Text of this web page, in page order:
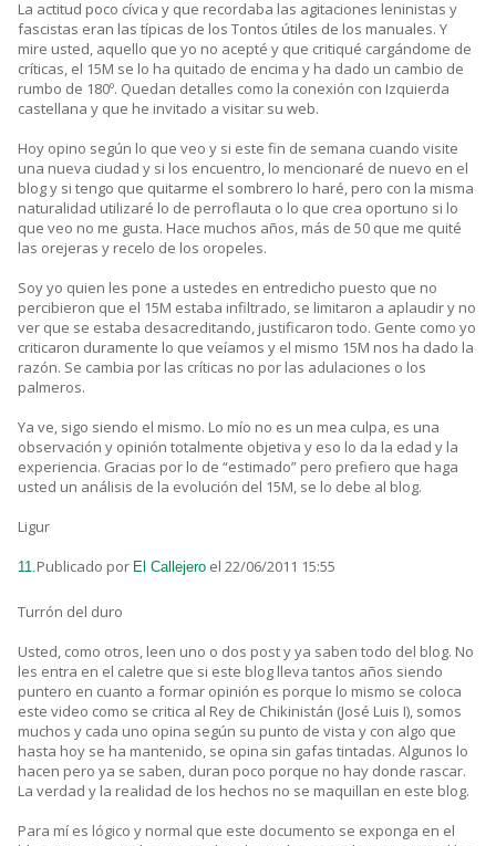
La actitud poco cívica y que recordaba las agitaciones leninistas y
fascistas eran las típicas de los Tontos útiles de los manuales. Y
mire usted, aquello que yo no acepté y que critiqué cargándome de
críticas, el 15M se lo ha quitado de encima y ha dado un cambio de
rumbo de 180º. Quedan detalles como la conexión con Izquierda
castellana y que he invitado a visitar su web.
Hoy opino según lo que veo y si este fin de semana cuando visite
una nueva ciudad y si los encuentro, lo mencionaré de nuevo en el
blog y si tengo que quitarme el sombrero lo haré, pero con la misma
naturalidad utilizaré lo de perroflauta o lo que crea oportuno si lo
que veo no me gusta. Hace muchos años, más de 50 que me quité
las orejeras y recelo de los oropeles.
Soy yo quien les pone a ustedes en entredicho puesto que no
percibieron que el 15M estaba infiltrado, se limitaron a aplaudir y no
ver que se estaba desacreditando, justificaron todo. Gente como yo
criticaron duramente lo que veíamos y el mismo 15M nos ha dado la
razón. Se cambia por las críticas no por las adulaciones o los
palmeros.
Ya ve, sigo siendo el mismo. Lo mío no es un mea culpa, es una
observación y opinión totalmente objetiva y eso lo da la edad y la
experiencia. Gracias por lo de “estimado” pero prefiero que haga
usted un análisis de la evolución del 15M, se lo debe al blog.
Ligur
11.Publicado por El Callejero el 22/06/2011 15:55
Turrón del duro
Usted, como otros, leen uno o dos post y ya saben todo del blog. No
les entra en el caletre que si este blog lleva tantos años siendo
puntero en cuanto a formar opinión es porque lo mismo se coloca
este video como se critica al Rey de Chikinistán (José Luis I), somos
muchos y cada uno opina según su punto de vista y con algo que
hasta hoy se ha mantenido, se opina sin gafas tintadas. Algunos lo
hacen pero ya se saben, duran poco porque no hay donde rascar.
La verdad y la realidad de los hechos no se maquillan en este blog.
Para mí es lógico y normal que este documento se exponga en el